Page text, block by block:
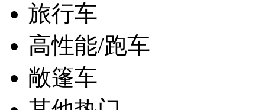
旅行车
高性能/跑车
敞篷车